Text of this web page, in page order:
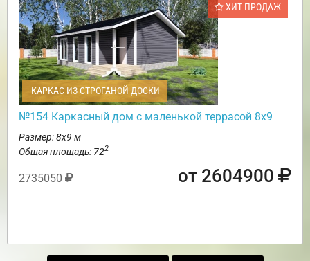
ХИТ ПРОДАЖ
КАРКАС ИЗ СТРОГАНОЙ ДОСКИ
№154 Каркасный дом с маленькой террасой 8х9
Размер: 8х9 м
Общая площадь: 722
2735050 от 2604900